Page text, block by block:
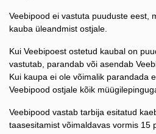
Veebipood ei vastuta puuduste eest,
kauba üleandmist ostjale.
Kui Veebipoest ostetud kaubal on
vastutab, parandab või asendab
Kui kaupa ei ole võimalik parandada
Veebipood ostjale kõik
Veebipood vastab tarbija esitatud
taasesitamist võimaldavas vormis 15